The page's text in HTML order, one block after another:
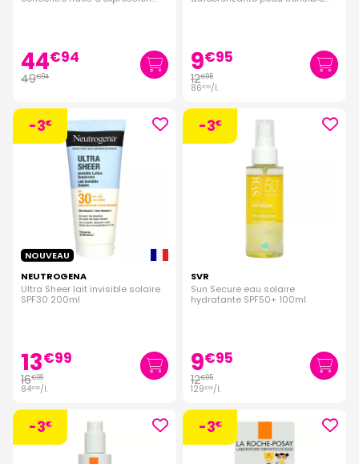
44€94
49€94 9€95
12€95
86€33/l.
-3€
NOUVEAU
NEUTROGENA
Ultra Sheer lait invisible solaire
SPF30 200ml
13€99
16€99
84€95/l.
-3€
SVR
Sun Secure eau solaire
hydratante SPF50+ 100ml
9€95
12€95
129€50/l.
-3€ -3€